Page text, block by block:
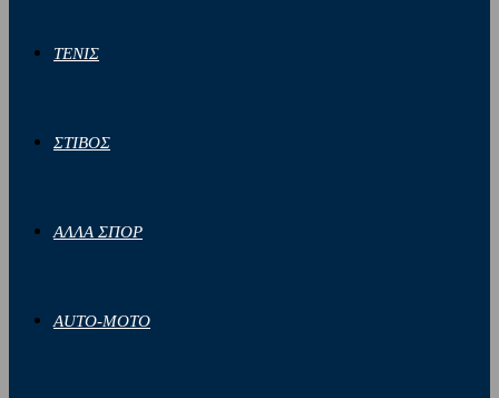
ΤΕΝΙΣ
ΣΤΙΒΟΣ
ΑΛΛΑ ΣΠΟΡ
AUTO-MOTO